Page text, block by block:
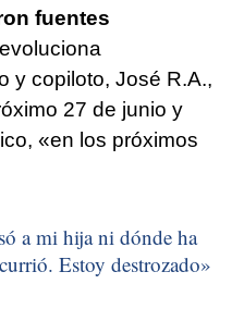
fuentes
y copiloto, José R.A.,
27 de junio y
«en los próximos
a mi hija ni dónde ha
Estoy destrozado»